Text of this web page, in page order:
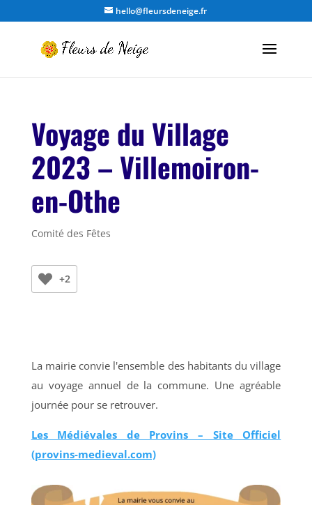
hello@fleursdeneige.fr
Voyage du Village
2023 – Villemoiron-
en-Othe
Comité des Fêtes
+2
La mairie convie l'ensemble des habitants du village
au voyage annuel de la commune. Une agréable
journée pour se retrouver.
Les Médiévales de Provins – Site Officiel
(provins-medieval.com)